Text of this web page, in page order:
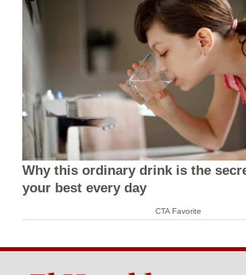
Why this ordinary drink is the
your best every day
CTA Favorite